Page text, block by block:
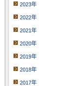
2023年
2022年
2021年
2020年
2019年
2018年
2017年